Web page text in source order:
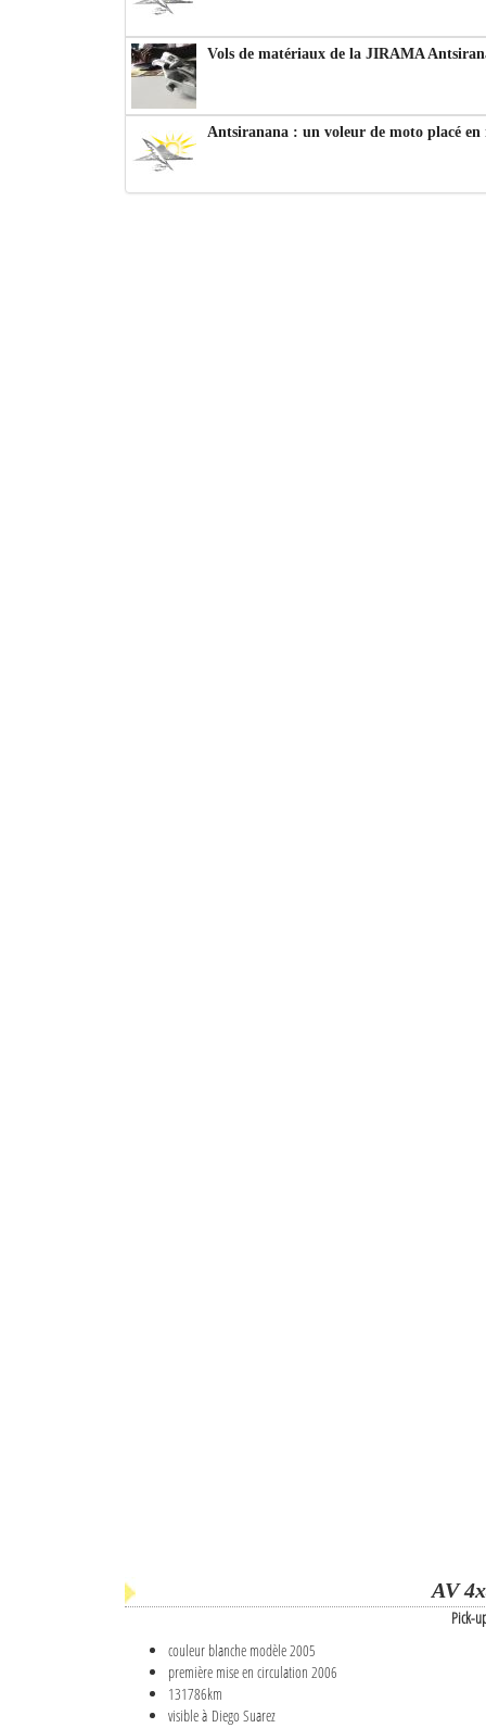
Vols de matériaux de la JIRAMA
Antsiranana : un voleur de moto placé en
AV
Pick-
couleur blanche modèle 2005
première mise en circulation 2006
131786km
visible à Diego Suarez